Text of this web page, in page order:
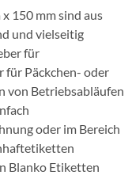
150 mm sind aus
und vielseitig
für
für Päckchen- oder
von Betriebsabläufen
oder im Bereich
Blanko Etiketten